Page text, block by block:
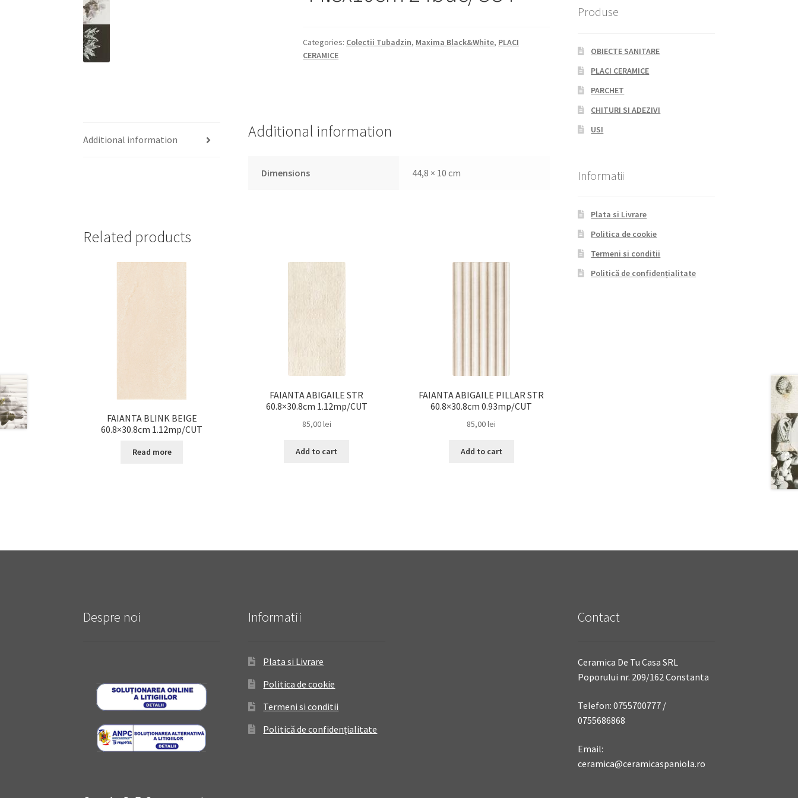
Categories: Colectii Tubadzin, Maxima Black&White, PLACI
CERAMICE
Additional information Additional information
Dimensions 44,8 × 10 cm
Related products
FAIANTA BLINK BEIGE
60.8×30.8cm 1.12mp/CUT
Read more
FAIANTA ABIGAILE STR
60.8×30.8cm 1.12mp/CUT
85,00lei
Add to cart
FAIANTA ABIGAILE PILLAR STR
60.8×30.8cm 0.93mp/CUT
85,00lei
Add to cart
Produse
OBIECTE SANITARE
PLACI CERAMICE
PARCHET
CHITURI SI ADEZIVI
USI
Informatii
Plata si Livrare
Politica de cookie
Termeni si conditii
Politică de confidențialitate
Despre noi Informatii
Plata si Livrare
Politica de cookie
Termeni si conditii
Politică de confidențialitate
Contact
Ceramica De Tu Casa SRL
Poporului nr. 209/162 Constanta
Telefon: 0755700777 /
0755686868
Email:
ceramica@ceramicaspaniola.ro